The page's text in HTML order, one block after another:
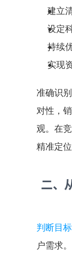
建立
设定
持续
实现
准确识
对性，
观。在
精准定
二、
判断目
户需求